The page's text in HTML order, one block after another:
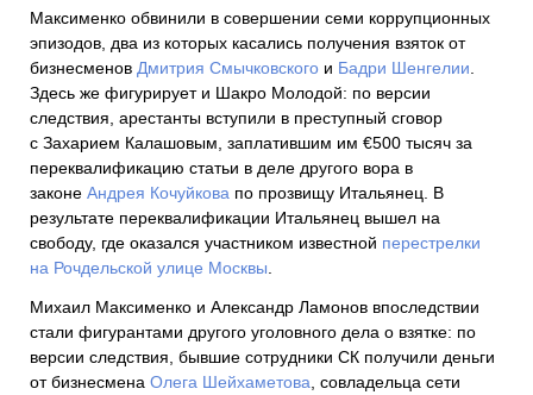
Максименко обвинили в совершении семи коррупционных
эпизодов, два из которых касались получения взяток от
бизнесменов Дмитрия Смычковского и Бадри Шенгелии
Здесь же фигурирует и Шакро Молодой: по версии
следствия, арестанты вступили в преступный сговор
с Захарием Калашовым, заплатившим им €500 тысяч за
переквалификацию статьи в деле другого вора в
законе Андрея Кочуйкова по прозвищу Итальянец. В
результате переквалификации Итальянец вышел на
свободу, где оказался участником известной перестрелки
на Рочдельской улице Москвы
Михаил Максименко и Александр Ламонов впоследствии
стали фигурантами другого уголовного дела о взятке: по
версии следствия, бывшие сотрудники СК получили деньги
от бизнесмена Олега Шейхаметова , совладельца сети